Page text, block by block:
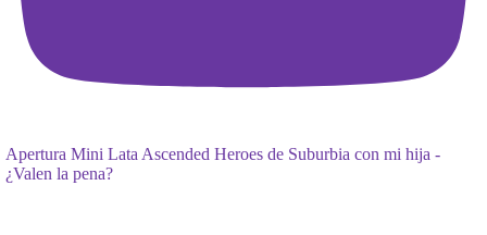
Apertura Mini Lata Ascended Heroes de Suburbia con mi hija -
¿Valen la pena?